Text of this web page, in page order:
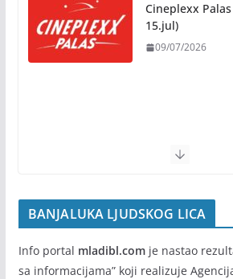
Banja Luka domaćin „Vespa
avgusta
05/08/2026
05/08/2026
15.jul)
09/07/2026
BANJALUKA LJUDSKOG LICA
Info portal mladibl.comje nastao
sa informacijama” koji realizuje